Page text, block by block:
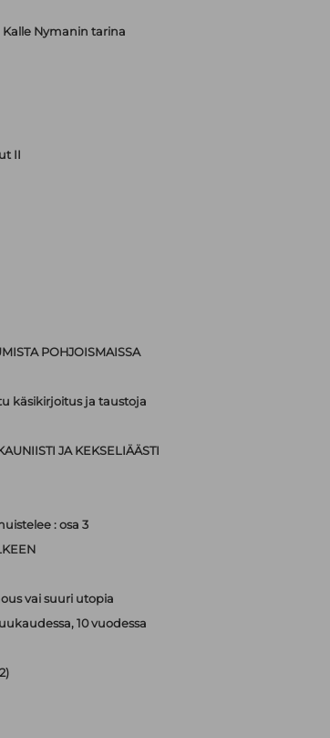
Kalle Nymanin tarina
II
POHJOISMAISSA
käsikirjoitus ja taustoja
JA KEKSELIÄÄSTI
: osa 3
vai suuri utopia
10 vuodessa